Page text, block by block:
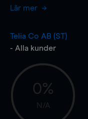
Lär mer
Telia Co AB (ST)
- Alla kunder
0%
N/A